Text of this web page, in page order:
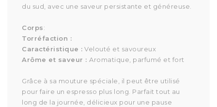
du sud, avec une saveur persistante et généreuse.
Corps:
Torréfaction :
Caractéristique : Velouté et savoureux
Arôme et saveur : Aromatique, parfumé et fort
Grâce à sa mouture spéciale, il peut être utilisé
pour faire un espresso plus long. Parfait tout au
long de la journée, délicieux pour une pause